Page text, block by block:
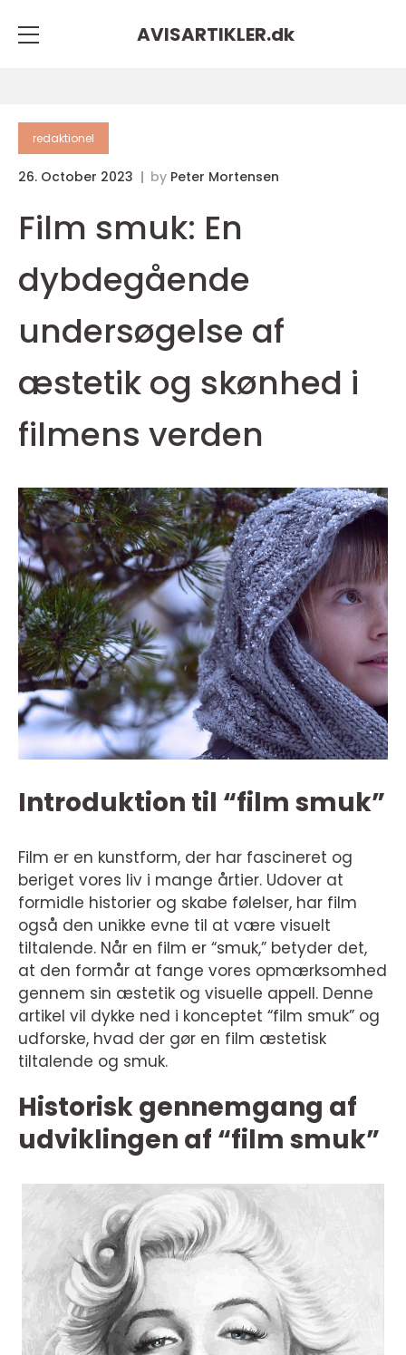
AVISARTIKLER.dk
redaktionel
26. October 2023 by Peter Mortensen
Film smuk: En
dybdegående
undersøgelse af
æstetik og skønhed i
filmens verden
Introduktion til “film smuk”
Film er en kunstform, der har fascineret og
beriget vores liv i mange årtier. Udover at
formidle historier og skabe følelser, har film
også den unikke evne til at være visuelt
tiltalende. Når en film er “smuk,” betyder det,
at den formår at fange vores opmærksomhed
gennem sin æstetik og visuelle appell. Denne
artikel vil dykke ned i konceptet “film smuk” og
udforske, hvad der gør en film æstetisk
tiltalende og smuk.
Historisk gennemgang af
udviklingen af “film smuk”